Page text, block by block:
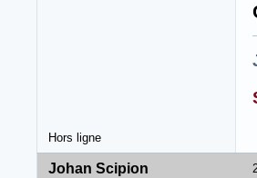
Hors ligne
Johan Scipion